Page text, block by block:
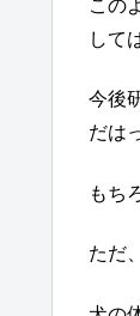
この
して
今後
だは
もち
ただ